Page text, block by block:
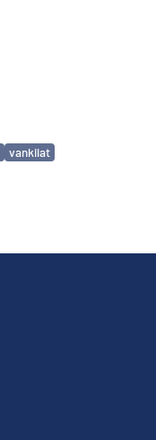
vankilat